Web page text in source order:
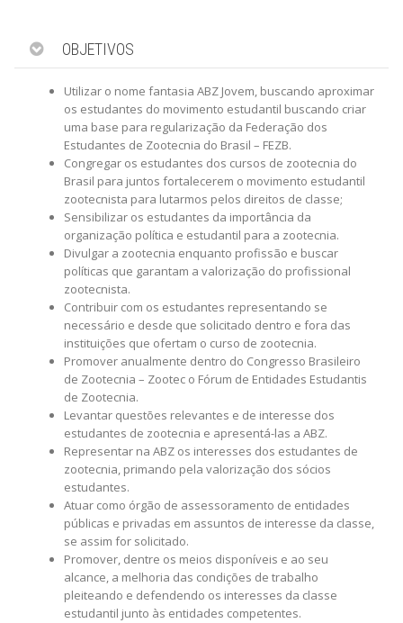
OBJETIVOS
Utilizar o nome fantasia ABZ Jovem, buscando aproximar
os estudantes do movimento estudantil buscando criar
uma base para regularização da Federação dos
Estudantes de Zootecnia do Brasil – FEZB.
Congregar os estudantes dos cursos de zootecnia do
Brasil para juntos fortalecerem o movimento estudantil
zootecnista para lutarmos pelos direitos de classe;
Sensibilizar os estudantes da importância da
organização política e estudantil para a zootecnia.
Divulgar a zootecnia enquanto profissão e buscar
políticas que garantam a valorização do profissional
zootecnista.
Contribuir com os estudantes representando se
necessário e desde que solicitado dentro e fora das
instituições que ofertam o curso de zootecnia.
Promover anualmente dentro do Congresso Brasileiro
de Zootecnia – Zootec o Fórum de Entidades Estudantis
de Zootecnia.
Levantar questões relevantes e de interesse dos
estudantes de zootecnia e apresentá-las a ABZ.
Representar na ABZ os interesses dos estudantes de
zootecnia, primando pela valorização dos sócios
estudantes.
Atuar como órgão de assessoramento de entidades
públicas e privadas em assuntos de interesse da classe,
se assim for solicitado.
Promover, dentre os meios disponíveis e ao seu
alcance, a melhoria das condições de trabalho
pleiteando e defendendo os interesses da classe
estudantil junto às entidades competentes.